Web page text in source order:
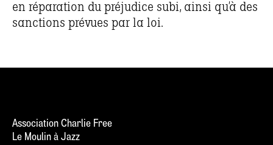
en réparation du préjudice subi, ainsi qu’à des
sanctions prévues par la loi.
Association Charlie Free
Le Moulin à Jazz